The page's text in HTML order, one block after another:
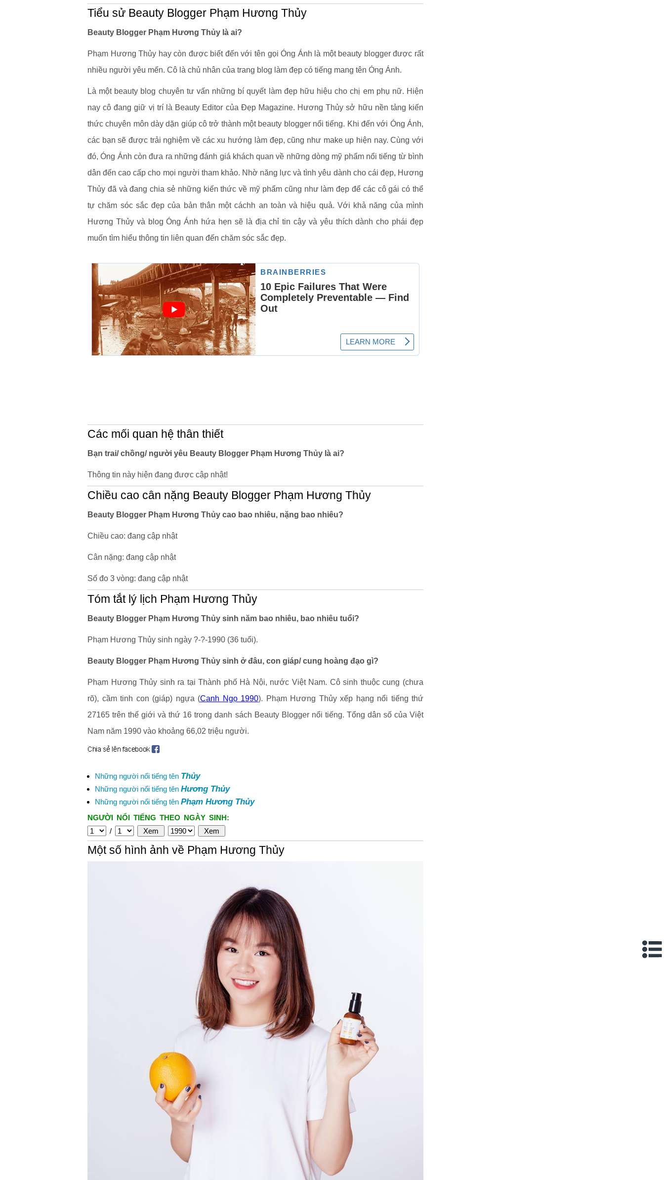
Tiểu sử Beauty Blogger Phạm Hương Thủy
Beauty Blogger Phạm Hương Thủy là ai?
Phạm Hương Thủy hay còn được biết đến với tên gọi Óng Ánh là một beauty blogger được rất
nhiều người yêu mến. Cô là chủ nhân của trang blog làm đẹp có tiếng mang tên Óng Ánh.
Là một beauty blog chuyên tư vấn những bí quyết làm đẹp hữu hiệu cho chị em phụ nữ. Hiện
nay cô đang giữ vị trí là Beauty Editor của Đẹp Magazine. Hương Thủy sở hữu nền tảng kiến
thức chuyên môn dày dặn giúp cô trở thành một beauty blogger nổi tiếng. Khi đến với Óng Ánh,
các bạn sẽ được trải nghiệm về các xu hướng làm đẹp, cũng như make up hiện nay. Cùng với
đó, Óng Ánh còn đưa ra những đánh giá khách quan về những dòng mỹ phẩm nổi tiếng từ bình
dân đến cao cấp cho mọi người tham khảo. Nhờ năng lực và tình yêu dành cho cái đẹp, Hương
Thủy đã và đang chia sẻ những kiến thức về mỹ phẩm cũng như làm đẹp để các cô gái có thể
tự chăm sóc sắc đẹp của bản thân một cáchh an toàn và hiệu quả. Với khả năng của mình
Hương Thủy và blog Óng Ánh hứa hẹn sẽ là địa chỉ tin cậy và yêu thích dành cho phái đẹp
muốn tìm hiểu thông tin liên quan đến chăm sóc sắc đẹp.
Các mối quan hệ thân thiết
Bạn trai/ chồng/ người yêu Beauty Blogger Phạm Hương Thủy là ai?
Thông tin này hiện đang được cập nhật!
Chiều cao cân nặng Beauty Blogger Phạm Hương Thủy
Beauty Blogger Phạm Hương Thủy cao bao nhiêu, nặng bao nhiêu?
Chiều cao: đang cập nhật
Cân nặng: đang cập nhật
Số đo 3 vòng: đang cập nhật
Tóm tắt lý lịch Phạm Hương Thủy
Beauty Blogger Phạm Hương Thủy sinh năm bao nhiêu, bao nhiêu tuổi?
Phạm Hương Thủy sinh ngày ?-?-1990 (36 tuổi).
Beauty Blogger Phạm Hương Thủy sinh ở đâu, con giáp/ cung hoàng đạo gì?
Phạm Hương Thủy sinh ra tại Thành phố Hà Nội, nước Việt Nam. Cô sinh thuộc cung (chưa
rõ), cầm tinh con (giáp) ngựa (Canh Ngọ 1990). Phạm Hương Thủy xếp hạng nổi tiếng thứ
27165 trên thế giới và thứ 16 trong danh sách Beauty Blogger nổi tiếng. Tổng dân số của Việt
Nam năm 1990 vào khoảng 66,02 triệu người.
Những người nổi tiếng tên Thủy
Những người nổi tiếng tên Hương Thủy
Những người nổi tiếng tên Phạm Hương Thủy
NGƯỜI NỔI TIẾNG THEO NGÀY SINH:
/
Một số hình ảnh về Phạm Hương Thủy